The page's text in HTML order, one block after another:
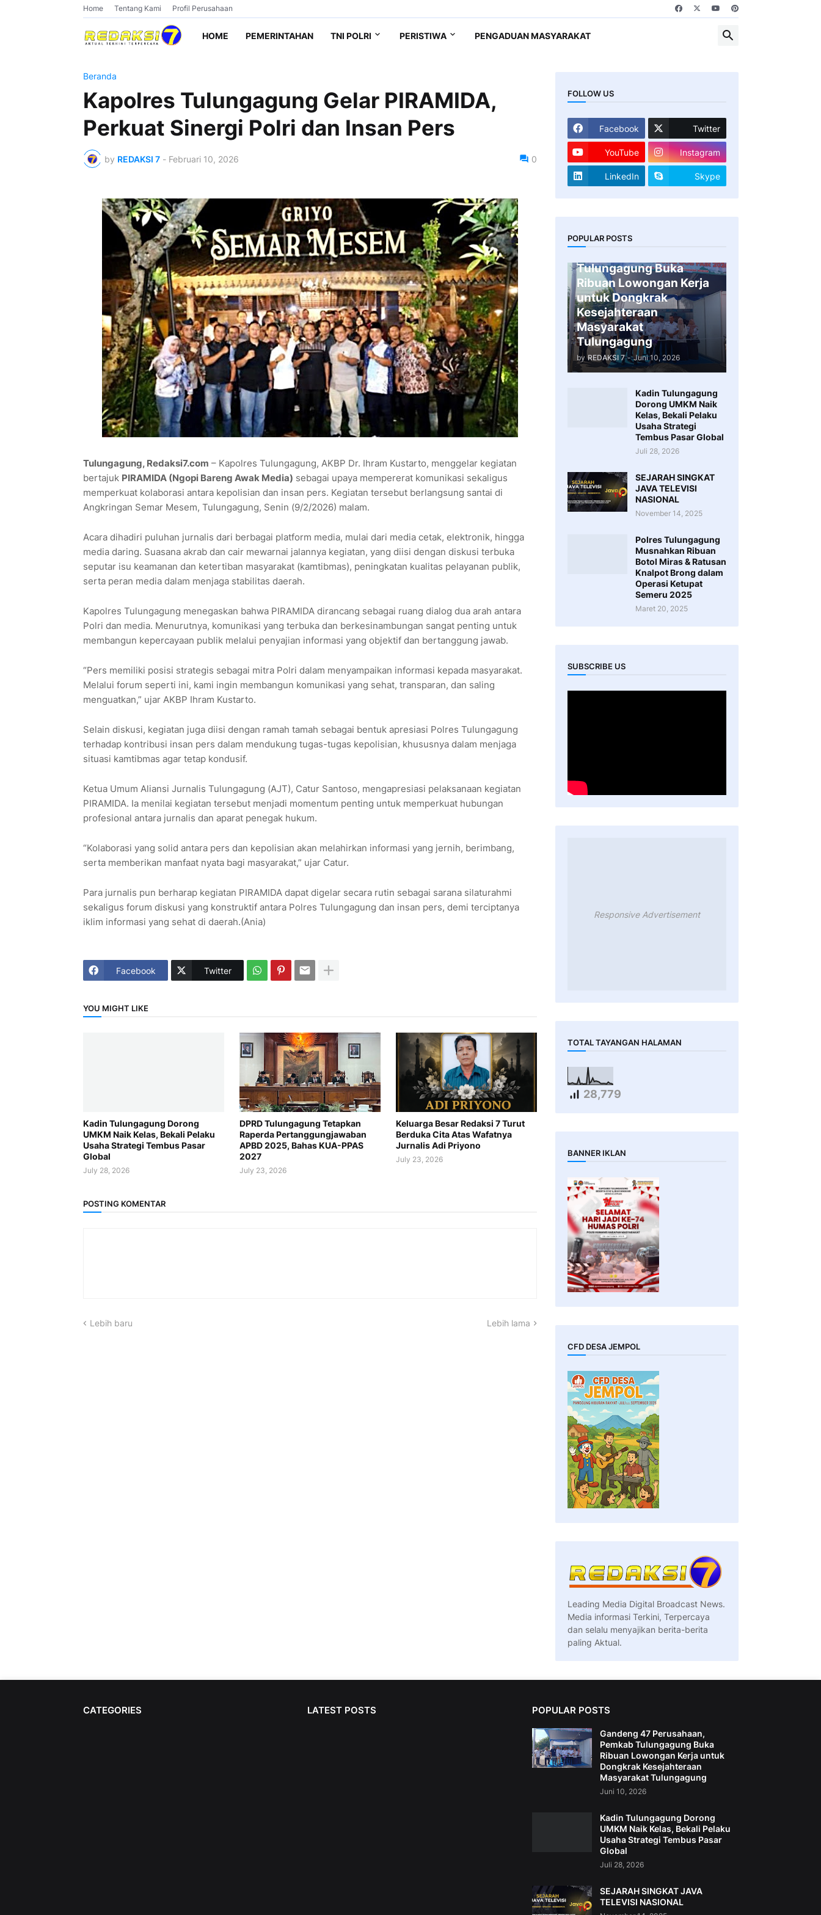
Home Tentang Kami Profil Perusahaan
HOME PEMERINTAHAN TNI POLRI PERISTIWA PENGADUAN MASYARAKAT
Beranda
Kapolres Tulungagung Gelar PIRAMIDA,
Perkuat Sinergi Polri dan Insan Pers
by REDAKSI 7 - Februari 10, 2026 0
Tulungagung, Redaksi7.com – Kapolres Tulungagung, AKBP Dr. Ihram Kustarto, menggelar kegiatan
bertajuk PIRAMIDA (Ngopi Bareng Awak Media) sebagai upaya mempererat komunikasi sekaligus
memperkuat kolaborasi antara kepolisian dan insan pers. Kegiatan tersebut berlangsung santai di
Angkringan Semar Mesem, Tulungagung, Senin (9/2/2026) malam.
Acara dihadiri puluhan jurnalis dari berbagai platform media, mulai dari media cetak, elektronik, hingga
media daring. Suasana akrab dan cair mewarnai jalannya kegiatan, yang diisi dengan diskusi terbuka
seputar isu keamanan dan ketertiban masyarakat (kamtibmas), peningkatan kualitas pelayanan publik,
serta peran media dalam menjaga stabilitas daerah.
Kapolres Tulungagung menegaskan bahwa PIRAMIDA dirancang sebagai ruang dialog dua arah antara
Polri dan media. Menurutnya, komunikasi yang terbuka dan berkesinambungan sangat penting untuk
membangun kepercayaan publik melalui penyajian informasi yang objektif dan bertanggung jawab.
“Pers memiliki posisi strategis sebagai mitra Polri dalam menyampaikan informasi kepada masyarakat.
Melalui forum seperti ini, kami ingin membangun komunikasi yang sehat, transparan, dan saling
menguatkan,” ujar AKBP Ihram Kustarto.
Selain diskusi, kegiatan juga diisi dengan ramah tamah sebagai bentuk apresiasi Polres Tulungagung
terhadap kontribusi insan pers dalam mendukung tugas-tugas kepolisian, khususnya dalam menjaga
situasi kamtibmas agar tetap kondusif.
Ketua Umum Aliansi Jurnalis Tulungagung (AJT), Catur Santoso, mengapresiasi pelaksanaan kegiatan
PIRAMIDA. Ia menilai kegiatan tersebut menjadi momentum penting untuk memperkuat hubungan
profesional antara jurnalis dan aparat penegak hukum.
“Kolaborasi yang solid antara pers dan kepolisian akan melahirkan informasi yang jernih, berimbang,
serta memberikan manfaat nyata bagi masyarakat,” ujar Catur.
Para jurnalis pun berharap kegiatan PIRAMIDA dapat digelar secara rutin sebagai sarana silaturahmi
sekaligus forum diskusi yang konstruktif antara Polres Tulungagung dan insan pers, demi terciptanya
iklim informasi yang sehat di daerah.(Ania)
Facebook Twitter
YOU MIGHT LIKE
Kadin Tulungagung Dorong
UMKM Naik Kelas, Bekali Pelaku
Usaha Strategi Tembus Pasar
Global
July 28, 2026
DPRD Tulungagung Tetapkan
Raperda Pertanggungjawaban
APBD 2025, Bahas KUA-PPAS
2027
July 23, 2026
Keluarga Besar Redaksi 7 Turut
Berduka Cita Atas Wafatnya
Jurnalis Adi Priyono
July 23, 2026
POSTING KOMENTAR
Lebih baru Lebih lama
FOLLOW US
Facebook Twitter
YouTube Instagram
LinkedIn Skype
POPULAR POSTS
Gandeng 47
Tulungagung Buka
Ribuan Lowongan Kerja
untuk Dongkrak
Kesejahteraan
Masyarakat
Tulungagung
by REDAKSI 7 - Juni 10, 2026
Kadin Tulungagung
Dorong UMKM Naik
Kelas, Bekali Pelaku
Usaha Strategi
Tembus Pasar Global
Juli 28, 2026
SEJARAH SINGKAT
JAVA TELEVISI
NASIONAL
November 14, 2025
Polres Tulungagung
Musnahkan Ribuan
Botol Miras & Ratusan
Knalpot Brong dalam
Operasi Ketupat
Semeru 2025
Maret 20, 2025
SUBSCRIBE US
Responsive Advertisement
TOTAL TAYANGAN HALAMAN
28,779
BANNER IKLAN
CFD DESA JEMPOL
Leading Media Digital Broadcast News.
Media informasi Terkini, Terpercaya
dan selalu menyajikan berita-berita
paling Aktual.
CATEGORIES LATEST POSTS POPULAR POSTS
Gandeng 47 Perusahaan,
Pemkab Tulungagung Buka
Ribuan Lowongan Kerja untuk
Dongkrak Kesejahteraan
Masyarakat Tulungagung
Juni 10, 2026
Kadin Tulungagung Dorong
UMKM Naik Kelas, Bekali Pelaku
Usaha Strategi Tembus Pasar
Global
Juli 28, 2026
SEJARAH SINGKAT JAVA
TELEVISI NASIONAL